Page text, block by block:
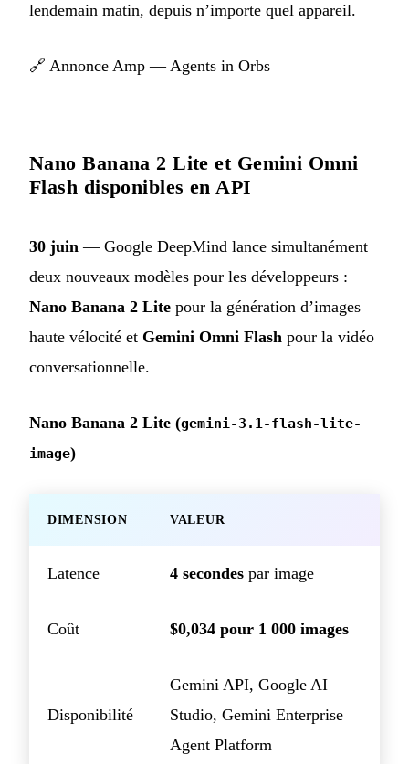
lendemain matin, depuis n’importe quel appareil.
🔗 Annonce Amp — Agents in Orbs
Nano Banana 2 Lite et Gemini Omni
Flash disponibles en API
30 juin — Google DeepMind lance simultanément
deux nouveaux modèles pour les développeurs :
Nano Banana 2 Lite pour la génération d’images
haute vélocité et Gemini Omni Flash pour la vidéo
conversationnelle.
Nano Banana 2 Lite (gemini-3.1-flash-lite-
image)
DIMENSION VALEUR
Latence 4 secondes par image
Coût $0,034 pour 1 000 images
Disponibilité
Gemini API, Google AI
Studio, Gemini Enterprise
Agent Platform